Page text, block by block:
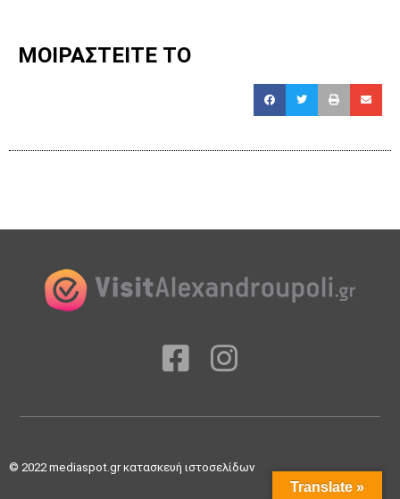
ΜΟΙΡΑΣΤΕΙΤΕ ΤΟ
© 2022mediaspot.gr κατασκευή ιστοσελίδων
Translate »